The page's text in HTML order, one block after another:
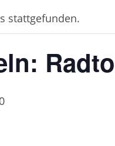
stattgefunden.